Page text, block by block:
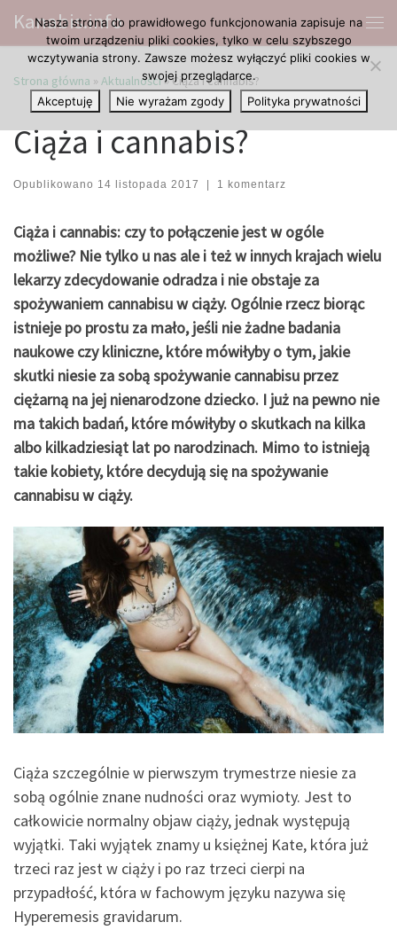
Przejdź do treści
Kanabis.info
Strona główna » Aktualności»Ciąża i cannabis?
Ciąża i cannabis?
Opublikowano 14 listopada 2017 | 1 komentarz
Ciąża i cannabis: czy to połączenie jest w ogóle
możliwe? Nie tylko u nas ale i też w innych krajach wielu
lekarzy zdecydowanie odradza i nie obstaje za
spożywaniem cannabisu w ciąży. Ogólnie rzecz biorąc
istnieje po prostu za mało, jeśli nie żadne badania
naukowe czy kliniczne, które mówiłyby o tym, jakie
skutki niesie za sobą spożywanie cannabisu przez
ciężarną na jej nienarodzone dziecko. I już na pewno nie
ma takich badań, które mówiłyby o skutkach na kilka
albo kilkadziesiąt lat po narodzinach. Mimo to istnieją
takie kobiety, które decydują się na spożywanie
cannabisu w ciąży.
Ciąża szczególnie w pierwszym trymestrze niesie za
sobą ogólnie znane nudności oraz wymioty. Jest to
całkowicie normalny objaw ciąży, jednak występują
wyjątki. Taki wyjątek znamy u księżnej Kate, która już
trzeci raz jest w ciąży i po raz trzeci cierpi na
przypadłość, która w fachowym języku nazywa się
Hyperemesis gravidarum.
Nasza strona do prawidłowego funkcjonowania zapisuje na
twoim urządzeniu pliki cookies, tylko w celu szybszego
wczytywania strony. Zawsze możesz wyłączyć pliki cookies w
swojej przeglądarce.
Akceptuję
Nie wyrażam zgody Polityka prywatności